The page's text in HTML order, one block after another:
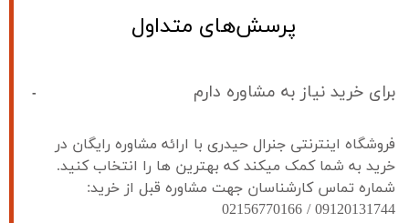
پرسش‌های متداول
برای خرید نیاز به مشاوره دارم
09120131744 / 02156770166